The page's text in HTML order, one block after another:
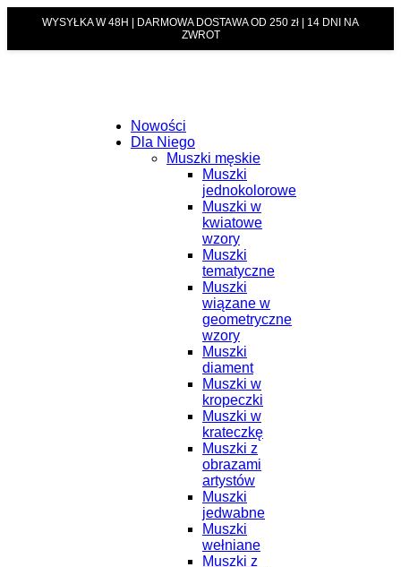
WYSYŁKA W 48H | DARMOWA DOSTAWA OD 250 zł | 14 DNI NA
ZWROT
Nowości
Dla Niego
Muszki męskie
Muszki
jednokolorowe
Muszki w
kwiatowe
wzory
Muszki
tematyczne
Muszki
wiązane w
geometryczne
wzory
Muszki
diament
Muszki w
kropeczki
Muszki w
krateczkę
Muszki z
obrazami
artystów
Muszki
jedwabne
Muszki
wełniane
Muszki z